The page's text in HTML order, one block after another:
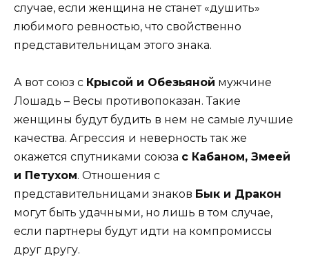
случае, если женщина не станет «душить»
любимого ревностью, что свойственно
представительницам этого знака.
А вот союз с Крысой и Обезьяной мужчине
Лошадь – Весы противопоказан. Такие
женщины будут будить в нем не самые лучшие
качества. Агрессия и неверность так же
окажется спутниками союза с Кабаном, Змеей
и Петухом. Отношения с
представительницами знаков Бык и Дракон
могут быть удачными, но лишь в том случае,
если партнеры будут идти на компромиссы
друг другу.